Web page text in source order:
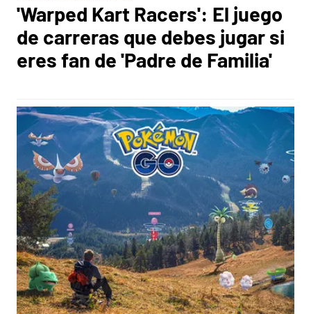
'Warped Kart Racers': El juego
de carreras que debes jugar si
eres fan de 'Padre de Familia'